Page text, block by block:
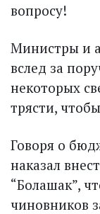
вопросу!
Министры и
вслед за
некоторых
трясти,
Говоря о
наказал
“Болашак”,
чиновников